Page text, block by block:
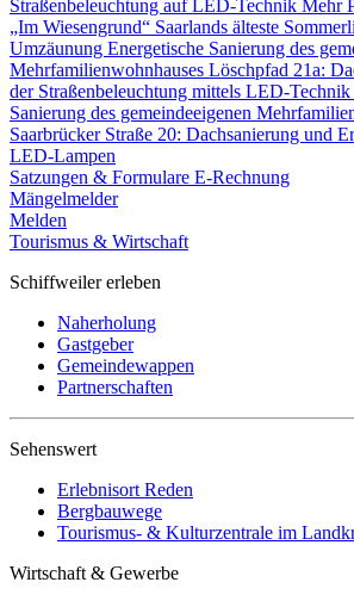
Straßenbeleuchtung auf LED-Technik Mehr
„Im Wiesengrund“ Saarlands älteste
Umzäunung Energetische Sanierung des
Mehrfamilienwohnhauses Löschpfad 21a:
der Straßenbeleuchtung mittels LED-Technik
Sanierung des gemeindeeigenen
Saarbrücker Straße 20: Dachsanierung und
LED-Lampen
Satzungen & Formulare E-Rechnung
Mängelmelder
Melden
Tourismus & Wirtschaft
Schiffweiler erleben
Naherholung
Gastgeber
Gemeindewappen
Partnerschaften
Sehenswert
Erlebnisort Reden
Bergbauwege
Tourismus- & Kulturzentrale im
Wirtschaft & Gewerbe